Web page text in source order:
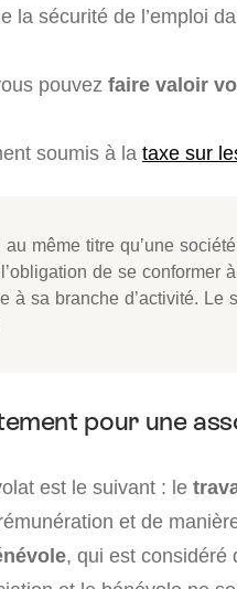
la sécurité de l’emploi
pouvez faire valoir
soumis à la taxe sur
au même titre qu’une
de se conformer
à sa branche d’activité. Le
pour une
est le suivant : le
et de
, qui est considéré